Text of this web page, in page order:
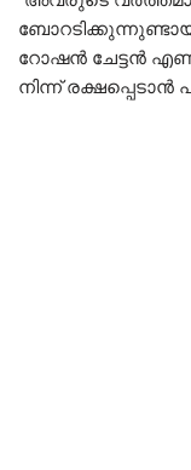
റോഷൻ ചേട്ടൻ
നിന്ന് രക്ഷപ്പെടാൻ